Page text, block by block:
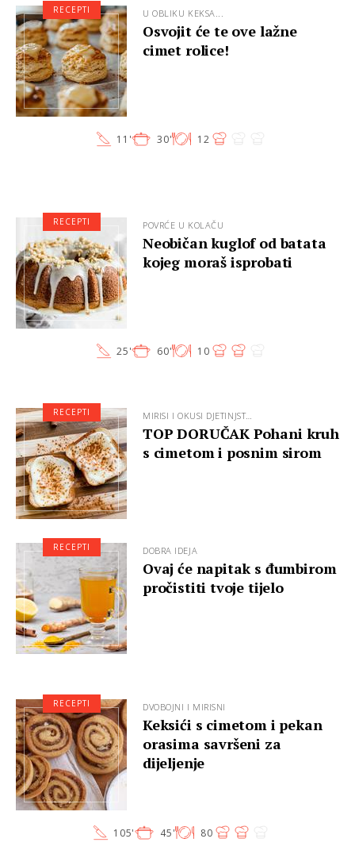
U OBLIKU KEKSA...
Osvojit će te ove lažne
cimet rolice!
11' 30' 12
RECEPTI
POVRĆE U KOLAČU
Neobičan kuglof od batata
kojeg moraš isprobati
25' 60' 10
RECEPTI
MIRISI I OKUSI DJETINJST…
TOP DORUČAK Pohani kruh
s cimetom i posnim sirom
RECEPTI
DOBRA IDEJA
Ovaj će napitak s đumbirom
pročistiti tvoje tijelo
RECEPTI
DVOBOJNI I MIRISNI
Keksići s cimetom i pekan
orasima savršeni za
dijeljenje
105' 45' 80
RECEPTI